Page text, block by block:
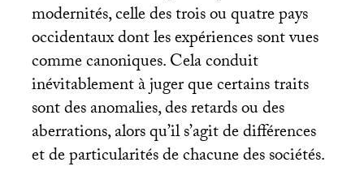
modernités, celle des trois ou quatre pays
occidentaux dont les expériences sont vues
comme canoniques. Cela conduit
inévitablement à juger que certains traits
sont des anomalies, des retards ou des
aberrations, alors qu’il s’agit de différences
et de particularités de chacune des sociétés.